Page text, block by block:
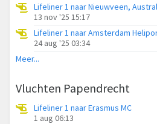
13 nov '25 15:17
24 aug '25 03:34
Meer...
Vluchten Papendrecht
Lifeliner 1 naar Erasmus MC
1 aug 06:13